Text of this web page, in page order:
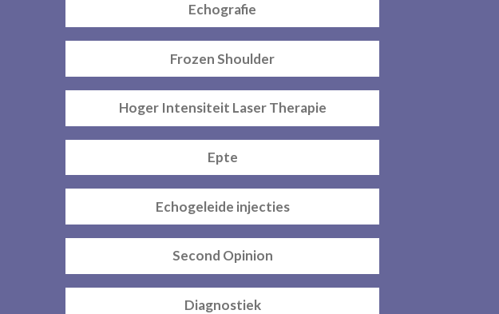
Echografie
Frozen Shoulder
Hoger Intensiteit Laser Therapie
Epte
Echogeleide injecties
Second Opinion
Diagnostiek